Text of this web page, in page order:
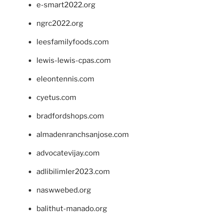
e-smart2022.org
ngrc2022.org
leesfamilyfoods.com
lewis-lewis-cpas.com
eleontennis.com
cyetus.com
bradfordshops.com
almadenranchsanjose.com
advocatevijay.com
adlibilimler2023.com
naswwebed.org
balithut-manado.org